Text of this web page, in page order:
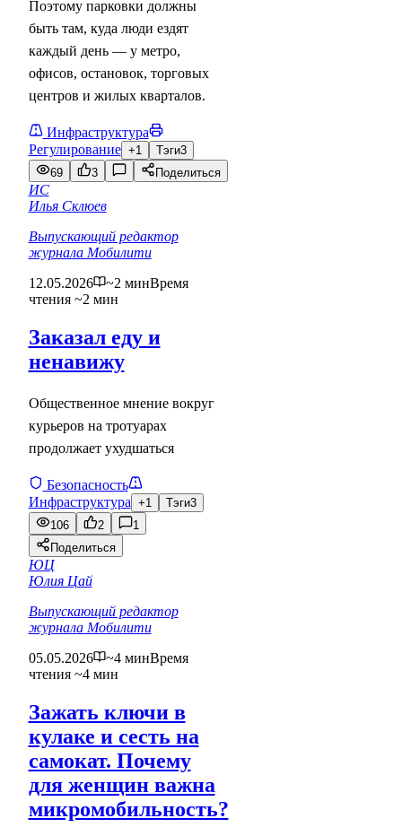
Поэтому парковки должны
быть там, куда люди ездят
каждый день — у метро,
офисов, остановок, торговых
центров и жилых кварталов.
Инфраструктура
Регулирование +1 Тэги3
69
3 Поделиться
ИС
Илья Склюев
Выпускающий редактор
журнала Мобилити
12.05.2026
~2 минВремя
чтения ~2 мин
Заказал еду и
ненавижу
Общественное мнение вокруг
курьеров на тротуарах
продолжает ухудшаться
Безопасность
Инфраструктура +1 Тэги3
106
2
1
Поделиться
ЮЦ
Юлия Цай
Выпускающий редактор
журнала Мобилити
05.05.2026
~4 минВремя
чтения ~4 мин
Зажать ключи в
кулаке и сесть на
самокат. Почему
для женщин важна
микромобильность?